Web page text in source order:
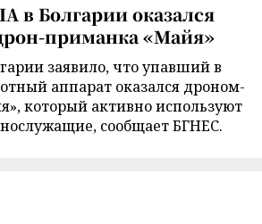
в Болгарии оказался
приманка «Майя»
заявило, что упавший в
аппарат оказался дроном-
который активно используют
сообщает БГНЕС.